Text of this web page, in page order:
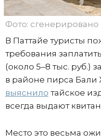
Фото:
В Паттайе туристы
требования
(около 5–8 тыс. руб.)
в районе пирса Бали
выяснило тайское
всегда выдают
Место это весьма